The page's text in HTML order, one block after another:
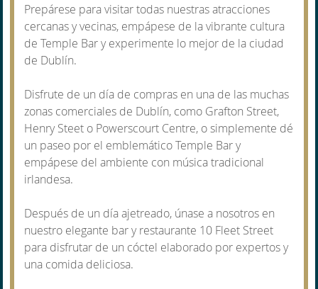
Prepárese para visitar todas nuestras atracciones
cercanas y vecinas, empápese de la vibrante cultura
de Temple Bar y experimente lo mejor de la ciudad
de Dublín.
Disfrute de un día de compras en una de las muchas
zonas comerciales de Dublín, como Grafton Street,
Henry Steet o Powerscourt Centre, o simplemente dé
un paseo por el emblemático Temple Bar y
empápese del ambiente con música tradicional
irlandesa.
Después de un día ajetreado, únase a nosotros en
nuestro elegante bar y restaurante 10 Fleet Street
para disfrutar de un cóctel elaborado por expertos y
una comida deliciosa.